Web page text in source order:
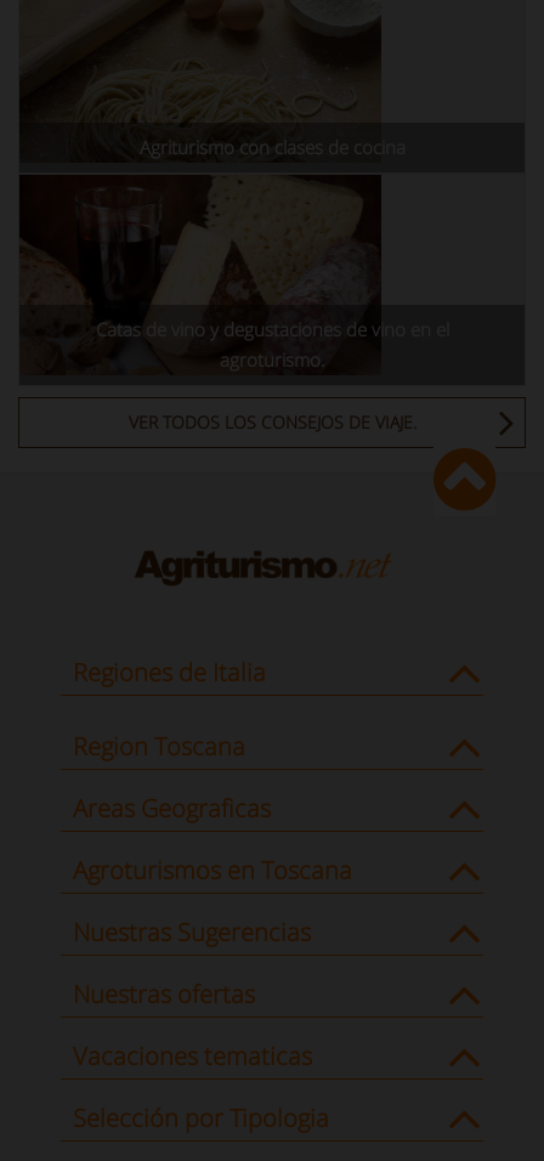
Agriturismo con clases de cocina
Catas de vino y degustaciones de vino en el
agroturismo.
VER TODOS LOS CONSEJOS DE VIAJE.
Regiones de Italia
Region Toscana
Areas Geograficas
Agroturismos en Toscana
Nuestras Sugerencias
Nuestras ofertas
Vacaciones tematicas
Selección por Tipologia